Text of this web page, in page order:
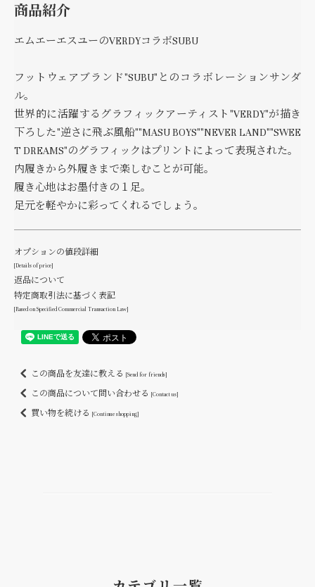
商品紹介
エムエーエスユーのVERDYコラボSUBU
フットウェアブランド"SUBU"とのコラボレーションサンダ
ル。
世界的に活躍するグラフィックアーティスト"VERDY"が描き
下ろした"逆さに飛ぶ風船""MASU BOYS""NEVER LAND""SWEE
T DREAMS"のグラフィックはプリントによって表現された。
内履きから外履きまで楽しむことが可能。
履き心地はお墨付きの１足。
足元を軽やかに彩ってくれるでしょう。
オプションの値段詳細
[Details of price]
返品について
特定商取引法に基づく表記
[Based on Specified Commercial Transaction Law]
この商品を友達に教える [Send for friends]
この商品について問い合わせる [Contact us]
買い物を続ける [Continue shopping]